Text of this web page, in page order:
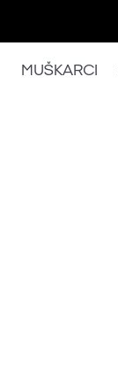
MUŠKARCI